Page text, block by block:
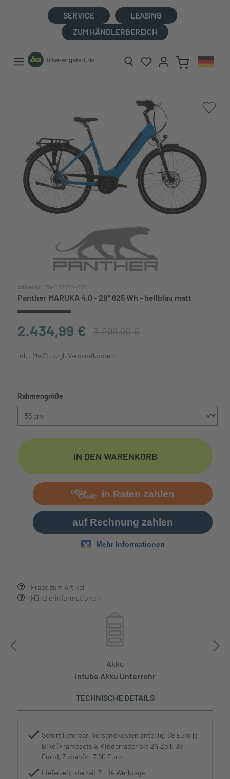
SERVICE
LEASING
ZUM HÄNDLERBEREICH
Artikel-Nr.: BA-0166234-002
Panther MARUKA 4.0 - 28" 625 Wh - hellblau matt
2.434,99 € 3.299,00 €
inkl. MwSt. zzgl. Versandkosten
Frage zum Artikel
Händlerinformationen
Rahmengröße
IN DEN WARENKORB
Akku
Intube Akku Unterrohr
TECHNISCHE DETAILS
Sofort lieferbar, Versandkosten anteilig: 69 Euro je
Bike (Framesets & Kinderräder bis 24 Zoll: 39
Euro), Zubehör: 7,90 Euro
Lieferzeit: derzeit 7 - 14 Werktage